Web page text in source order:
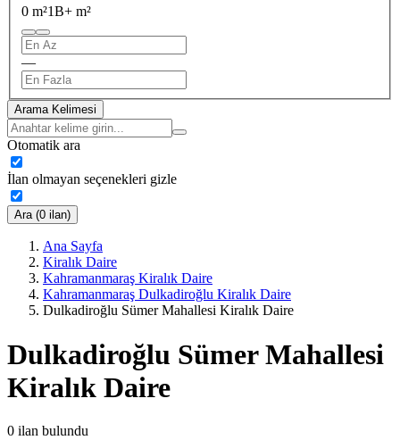
0 m²1B+ m²
—
Arama Kelimesi
Otomatik ara
İlan olmayan seçenekleri gizle
Ara (0 ilan)
Ana Sayfa
Kiralık Daire
Kahramanmaraş Kiralık Daire
Kahramanmaraş Dulkadiroğlu Kiralık Daire
Dulkadiroğlu Sümer Mahallesi Kiralık Daire
Dulkadiroğlu Sümer Mahallesi
Kiralık Daire
0 ilan bulundu